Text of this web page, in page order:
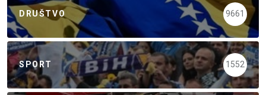
DRUŠTVO 9661
SPORT 1552